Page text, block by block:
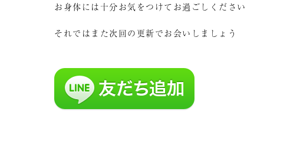
お身体には十分お気をつけてお過ごしください
それではまた次回の更新でお会いしましょう